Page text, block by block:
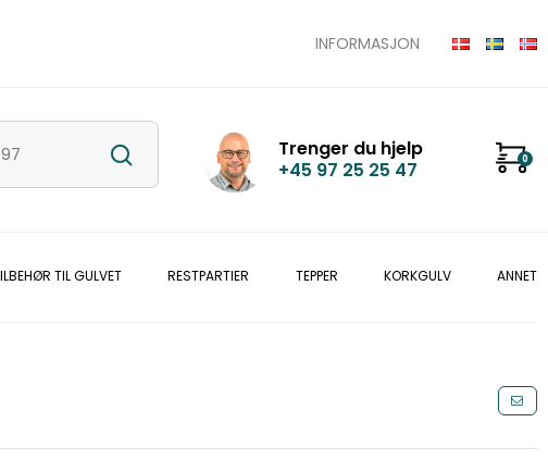
INFORMASJON
Trenger du hjelp
+45 97 25 25 47
0
TIL GULVET RESTPARTIER TEPPER KORKGULV ANNET